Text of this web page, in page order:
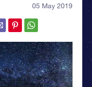
05 May 2019